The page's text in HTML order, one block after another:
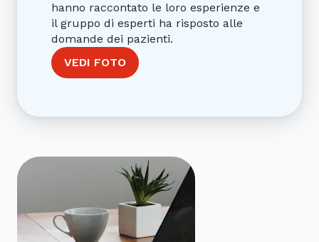
hanno raccontato le loro esperienze e
il gruppo di esperti ha risposto alle
domande dei pazienti.
VEDI FOTO